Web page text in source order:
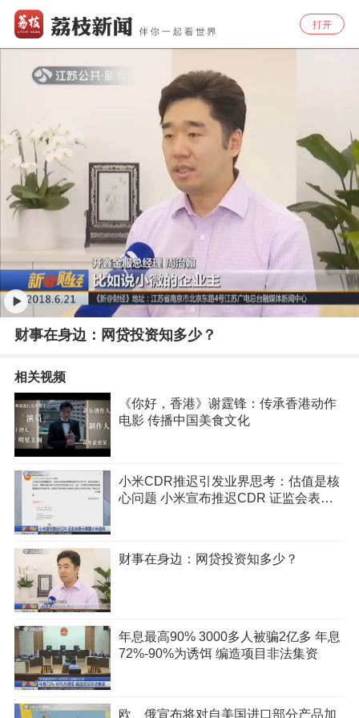
打开
财事在身边：网贷投资知多少？
相关视频
《你好，香港》谢霆锋：传承香港动作
电影 传播中国美食文化
小米CDR推迟引发业界思考：估值是核
心问题 小米宣布推迟CDR 证监会表示
财事在身边：网贷投资知多少？
年息最高90% 3000多人被骗2亿多 年息
72%-90%为诱饵 编造项目非法集资
欧、俄宣布将对自美国进口部分产品加